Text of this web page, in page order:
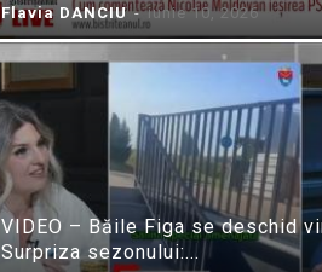
Flavia DANCIU - iunie 10, 2026
VIDEO – Băile Figa se deschid
Surpriza sezonului:...